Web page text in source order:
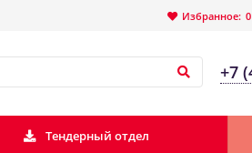
Избранное: 0
+7
Тендерный отдел